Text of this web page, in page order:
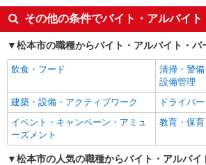
英語が活かせる
ボーナス
日払い
車通勤OK
交通費支給
社会保険あ
社員登用あり
その他の条件でバイト・アルバイ
松本市の職種からバイト・アルバイト・パ
飲食・フード
清掃・警備
設備管理
建築・設備・アクティブワーク
ドライバ
イベント・キャンペーン・アミュ
ーズメント
教育・保育
松本市の人気の職種からバイト・アルバイ